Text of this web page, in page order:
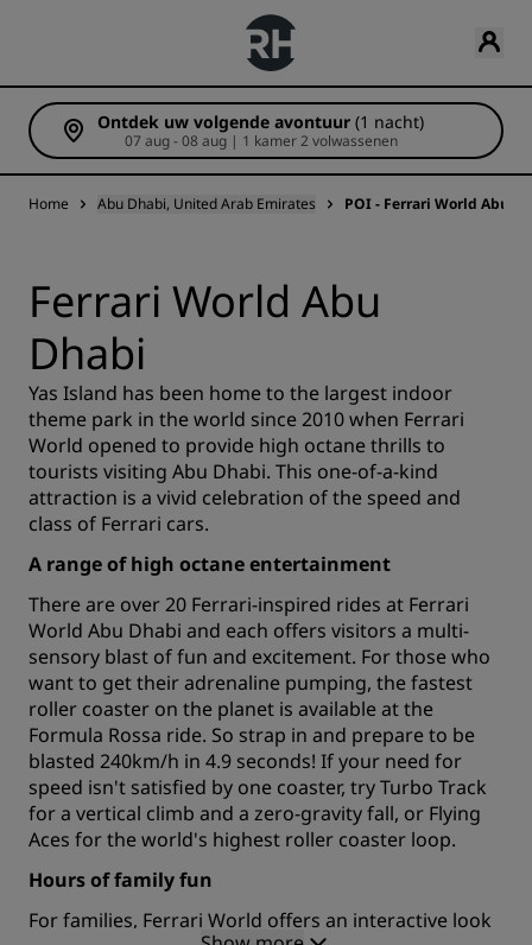
Ontdek uw volgende avontuur (1 nacht)
07 aug - 08 aug | 1 kamer 2 volwassenen
Home Abu Dhabi, United Arab Emirates POI - Ferrari World Abu
Ferrari World Abu
Dhabi
Yas Island has been home to the largest indoor
theme park in the world since 2010 when Ferrari
World opened to provide high octane thrills to
tourists visiting Abu Dhabi. This one-of-a-kind
attraction is a vivid celebration of the speed and
class of Ferrari cars.
A range of high octane entertainment
There are over 20 Ferrari-inspired rides at Ferrari
World Abu Dhabi and each offers visitors a multi-
sensory blast of fun and excitement. For those who
want to get their adrenaline pumping, the fastest
roller coaster on the planet is available at the
Formula Rossa ride. So strap in and prepare to be
blasted 240km/h in 4.9 seconds! If your need for
speed isn't satisfied by one coaster, try Turbo Track
for a vertical climb and a zero-gravity fall, or Flying
Aces for the world's highest roller coaster loop.
Hours of family fun
For families, Ferrari World offers an interactive look